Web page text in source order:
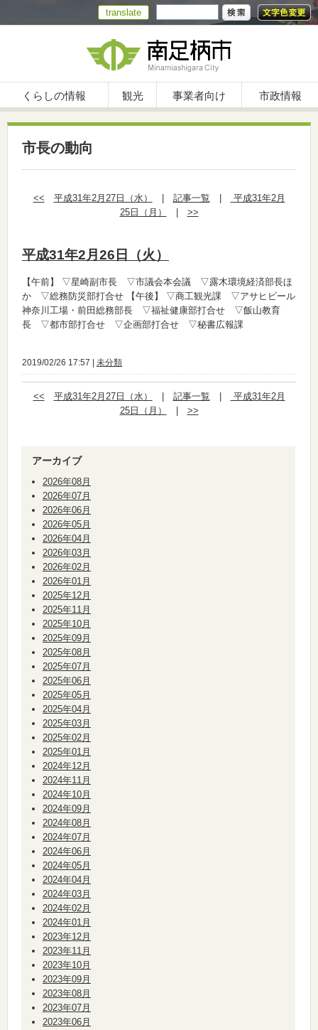
translate
くらしの情報 観光 事業者向け 市政情報
市長の動向
<< 平成31年2月27日（水） 記事一覧
平成31年2月
25日（月）
>>
平成31年2月26日（火）
【午前】
▽星崎副市長 ▽市議会本会議 ▽露木環境経済部長ほ
か ▽総務防災部打合せ 【午後】
▽商工観光課 ▽アサヒビール
神奈川工場・前田総務部長 ▽福祉健康部打合せ ▽飯山教育
長 ▽都市部打合せ ▽企画部打合せ ▽秘書広報課
2019/02/26 17:57 | 未分類
<< 平成31年2月27日（水） 記事一覧
平成31年2月
25日（月）
>>
アーカイブ
2026年08月
2026年07月
2026年06月
2026年05月
2026年04月
2026年03月
2026年02月
2026年01月
2025年12月
2025年11月
2025年10月
2025年09月
2025年08月
2025年07月
2025年06月
2025年05月
2025年04月
2025年03月
2025年02月
2025年01月
2024年12月
2024年11月
2024年10月
2024年09月
2024年08月
2024年07月
2024年06月
2024年05月
2024年04月
2024年03月
2024年02月
2024年01月
2023年12月
2023年11月
2023年10月
2023年09月
2023年08月
2023年07月
2023年06月